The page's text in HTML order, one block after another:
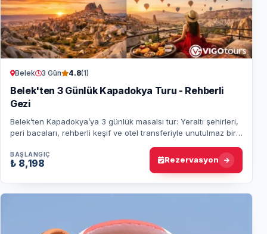
Belek 3 Gün 4.8(1)
Belek'ten 3 Günlük Kapadokya Turu - Rehberli
Gezi
Belek’ten Kapadokya’ya 3 günlük masalsı tur: Yeraltı şehirleri,
peri bacaları, rehberli keşif ve otel transferiyle unutulmaz bir
BAŞLANGIÇ
₺ 8,198 Rezervasyon